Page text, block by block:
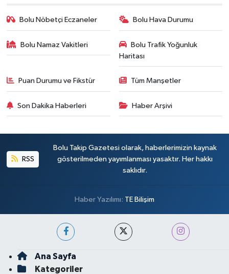
Bolu Nöbetçi Eczaneler Bolu Hava Durumu
Bolu Namaz Vakitleri
Bolu Trafik Yoğunluk
Haritası
Puan Durumu ve Fikstür Tüm Manşetler
Son Dakika Haberleri Haber Arşivi
RSS
Bolu Takip Gazetesi olarak, haberlerimizin kaynak
gösterilmeden yayımlanması yasaktır. Her hakkı
saklıdır.
Haber Yazılımı: TE Bilişim
Ana Sayfa
Kategoriler